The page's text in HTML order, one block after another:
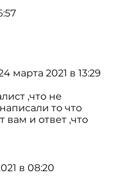
марта 2021 в 13:29
,что не
то что
вам и ответ ,что
в 08:20